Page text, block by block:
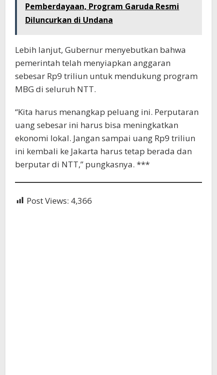
Pemberdayaan, Program Garuda Resmi
Diluncurkan di Undana
Lebih lanjut, Gubernur menyebutkan bahwa
pemerintah telah menyiapkan anggaran
sebesar Rp9 triliun untuk mendukung program
MBG di seluruh NTT.
“Kita harus menangkap peluang ini. Perputaran
uang sebesar ini harus bisa meningkatkan
ekonomi lokal. Jangan sampai uang Rp9 triliun
ini kembali ke Jakarta harus tetap berada dan
berputar di NTT,” pungkasnya. ***
Post Views: 4,366